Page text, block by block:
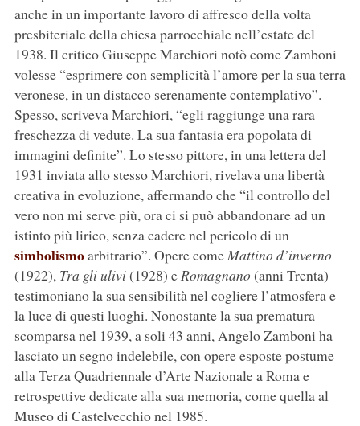
anche in un importante lavoro di affresco della volta
presbiteriale della chiesa parrocchiale nell’estate del
1938. Il critico Giuseppe Marchiori notò come Zamboni
volesse “esprimere con semplicità l’amore per la sua terra
veronese, in un distacco serenamente contemplativo”.
Spesso, scriveva Marchiori, “egli raggiunge una rara
freschezza di vedute. La sua fantasia era popolata di
immagini definite”. Lo stesso pittore, in una lettera del
1931 inviata allo stesso Marchiori, rivelava una libertà
creativa in evoluzione, affermando che “il controllo del
vero non mi serve più, ora ci si può abbandonare ad un
istinto più lirico, senza cadere nel pericolo di un
simbolismoarbitrario”. Opere comeMattino d’inverno
(1922), Tra gli ulivi(1928) eRomagnano(anni Trenta)
testimoniano la sua sensibilità nel cogliere l’atmosfera e
la luce di questi luoghi. Nonostante la sua prematura
scomparsa nel 1939, a soli 43 anni, Angelo Zamboni ha
lasciato un segno indelebile, con opere esposte postume
alla Terza Quadriennale d’Arte Nazionale a Roma e
retrospettive dedicate alla sua memoria, come quella al
Museo di Castelvecchio nel 1985.